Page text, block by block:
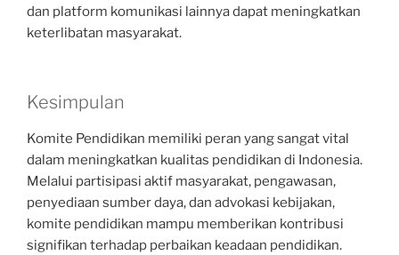
dan platform komunikasi lainnya dapat meningkatkan
keterlibatan masyarakat.
Kesimpulan
Komite Pendidikan memiliki peran yang sangat vital
dalam meningkatkan kualitas pendidikan di Indonesia.
Melalui partisipasi aktif masyarakat, pengawasan,
penyediaan sumber daya, dan advokasi kebijakan,
komite pendidikan mampu memberikan kontribusi
signifikan terhadap perbaikan keadaan pendidikan.